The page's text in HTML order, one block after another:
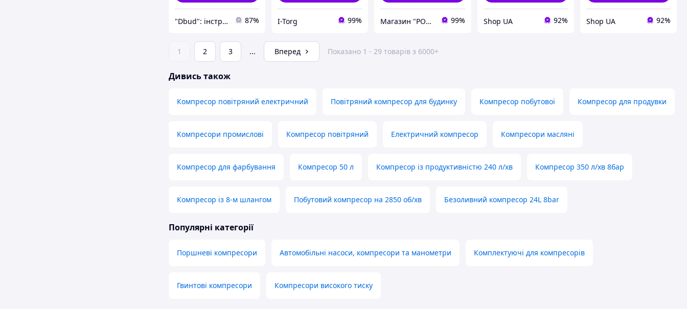
"Dbud": інструменти та побутова техніка для Вас! 87% I-Torg 99% Магазин "РОЗМАРІН" 99% Shop UA 92% Shop UA 92%
1 2 3 ... Вперед Показано 1 - 29 товарів з 6000+
Дивись також
Компресор повітряний електричний Повітряний компресор для будинку Компресор побутової Компресор для продувки
Компресори промислові Компресор повітряний Електричний компресор Компресори масляні
Компресор для фарбування Компресор 50 л Компресор із продуктивністю 240 л/хв Компресор 350 л/хв 8бар
Компресор із 8-м шлангом Побутовий компресор на 2850 об/хв Безоливний компресор 24L 8bar
Популярні категорії
Поршневі компресори Автомобільні насоси, компресори та манометри Комплектуючі для компресорів
Гвинтові компресори Компресори високого тиску